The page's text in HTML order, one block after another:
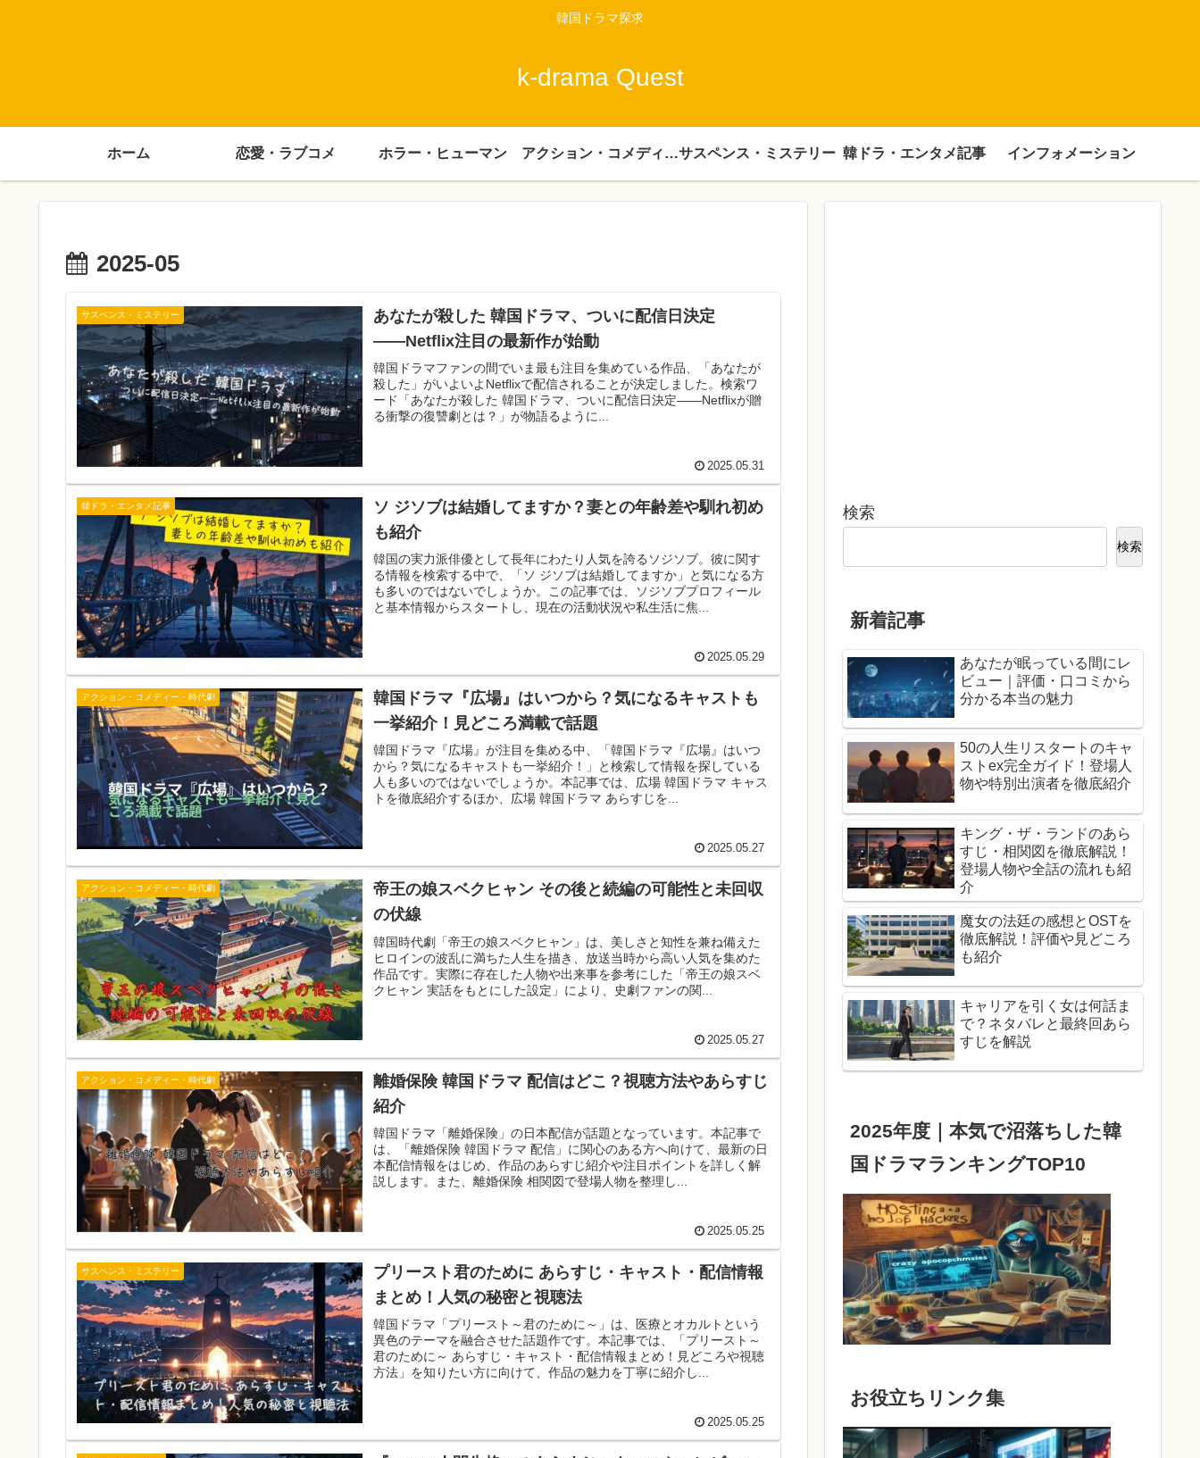
韓国ドラマ探求
k-drama Quest
ホーム 恋愛・ラブコメ ホラー・ヒューマン アクション・コメディー・時代劇サスペンス・ミステリー 韓ドラ・エンタメ記事 インフォメーション
2025-05
サスペンス・ミステリー
あなたが殺した 韓国ドラマ、ついに配信日決定
――Netflix注目の最新作が始動
韓国ドラマファンの間でいま最も注目を集めている作品、「あなたが
殺した」がいよいよNetflixで配信されることが決定しました。検索ワ
ード「あなたが殺した 韓国ドラマ、ついに配信日決定――Netflixが贈
る衝撃の復讐劇とは？」が物語るように...
2025.05.31
韓ドラ・エンタメ記事
ソ ジソブは結婚してますか？妻との年齢差や馴れ初め
も紹介
韓国の実力派俳優として長年にわたり人気を誇るソジソブ。彼に関す
る情報を検索する中で、「ソ ジソブは結婚してますか」と気になる方
も多いのではないでしょうか。この記事では、ソジソブプロフィール
と基本情報からスタートし、現在の活動状況や私生活に焦...
2025.05.29
アクション・コメディー・時代劇
韓国ドラマ『広場』はいつから？気になるキャストも
一挙紹介！見どころ満載で話題
韓国ドラマ『広場』が注目を集める中、「韓国ドラマ『広場』はいつ
から？気になるキャストも一挙紹介！」と検索して情報を探している
人も多いのではないでしょうか。本記事では、広場 韓国ドラマ キャス
トを徹底紹介するほか、広場 韓国ドラマ あらすじを...
2025.05.27
アクション・コメディー・時代劇
帝王の娘スベクヒャン その後と続編の可能性と未回収
の伏線
韓国時代劇「帝王の娘スベクヒャン」は、美しさと知性を兼ね備えた
ヒロインの波乱に満ちた人生を描き、放送当時から高い人気を集めた
作品です。実際に存在した人物や出来事を参考にした「帝王の娘スベ
クヒャン 実話をもとにした設定」により、史劇ファンの関...
2025.05.27
アクション・コメディー・時代劇
離婚保険 韓国ドラマ 配信はどこ？視聴方法やあらすじ
紹介
韓国ドラマ「離婚保険」の日本配信が話題となっています。本記事で
は、「離婚保険 韓国ドラマ 配信」に関心のある方へ向けて、最新の日
本配信情報をはじめ、作品のあらすじ紹介や注目ポイントを詳しく解
説します。また、離婚保険 相関図で登場人物を整理し...
2025.05.25
サスペンス・ミステリー
プリースト君のために あらすじ・キャスト・配信情報
まとめ！人気の秘密と視聴法
韓国ドラマ「プリースト～君のために～」は、医療とオカルトという
異色のテーマを融合させた話題作です。本記事では、「プリースト～
君のために～ あらすじ・キャスト・配信情報まとめ！見どころや視聴
方法」を知りたい方に向けて、作品の魅力を丁寧に紹介し...
2025.05.25
検索
検索
新着記事
あなたが眠っている間にレ
ビュー｜評価・口コミから
分かる本当の魅力
50の人生リスタートのキャ
ストex完全ガイド！登場人
物や特別出演者を徹底紹介
キング・ザ・ランドのあら
すじ・相関図を徹底解説！
登場人物や全話の流れも紹
介
魔女の法廷の感想とOSTを
徹底解説！評価や見どころ
も紹介
キャリアを引く女は何話ま
で？ネタバレと最終回あら
すじを解説
2025年度｜本気で沼落ちした韓
国ドラマランキングTOP10
お役立ちリンク集